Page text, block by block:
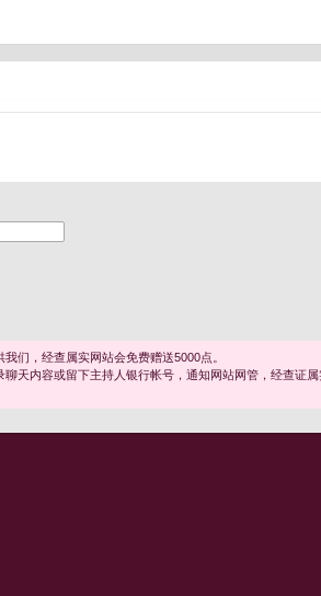
们，经查属实网站会免费赠送5000点。
天内容或留下主持人银行帐号，通知网站网管，经查证